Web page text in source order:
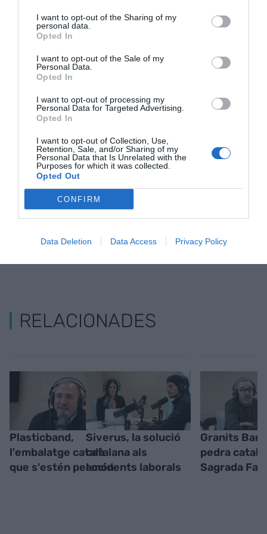
I want to opt-out of the Sharing of my
personal data.
Opted In
I want to opt-out of the Sale of my
Personal Data.
Opted In
I want to opt-out of processing my
Personal Data for Targeted Advertising.
Opted In
I want to opt-out of Collection, Use,
Retention, Sale, and/or Sharing of my
Personal Data that Is Unrelated with the
Purposes for which it was collected.
Opted Out
CONFIRM
Data Deletion Data Access Privacy Policy
AfegirVIA Empresa
com a font preferida de
Google de forma gratuïta
ACTIVAR ARA
El contingut de la secció
empresaestà elaborat amb la col·laboració de
l'Ajuntament de Barcelona.
RELACIONADES
Plasticband,
l'embalatge català
que s'estén pel món
Siverus, la solució
catalana als
accidents laborals
Granits
pedra
Sagrada